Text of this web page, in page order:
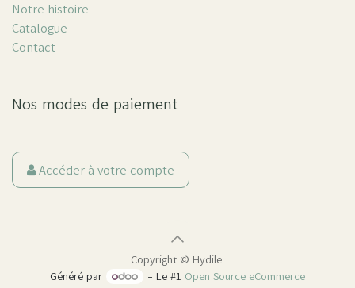
Notre histoire
Catalogue
Contact
Nos modes de paiement
Accéder à votre compte
Copyright © Hydile
Généré par
- Le #1 Open Source eCommerce